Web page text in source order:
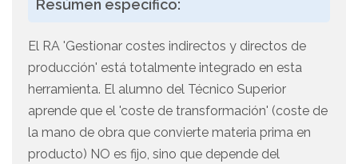
Resúmen específico:
El RA 'Gestionar costes indirectos y directos de
producción' está totalmente integrado en esta
herramienta. El alumno del Técnico Superior
aprende que el 'coste de transformación' (coste de
la mano de obra que convierte materia prima en
producto) NO es fijo, sino que depende del